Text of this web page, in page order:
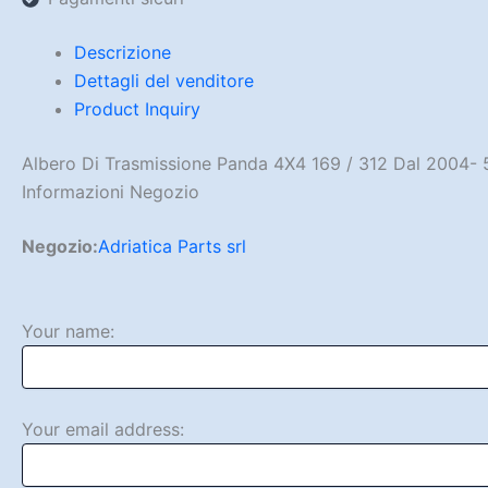
Descrizione
Dettagli del venditore
Product Inquiry
Albero Di Trasmissione Panda 4X4 169 / 312 Dal 2004-
Informazioni Negozio
Negozio:Adriatica Parts srl
Your name:
Your email address: